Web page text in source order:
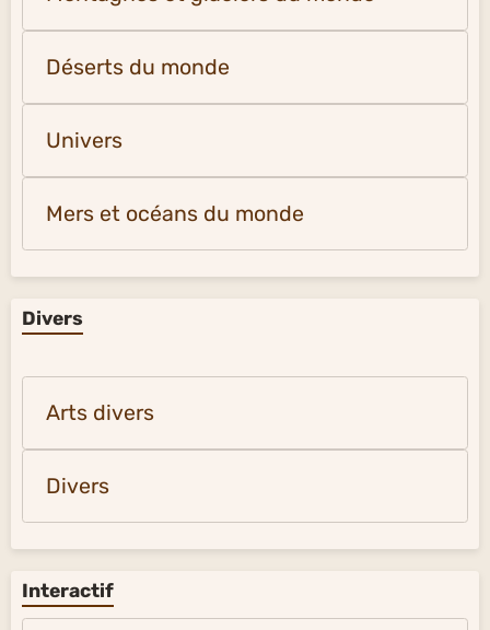
Déserts du monde
Univers
Mers et océans du monde
Divers
Arts divers
Divers
Interactif